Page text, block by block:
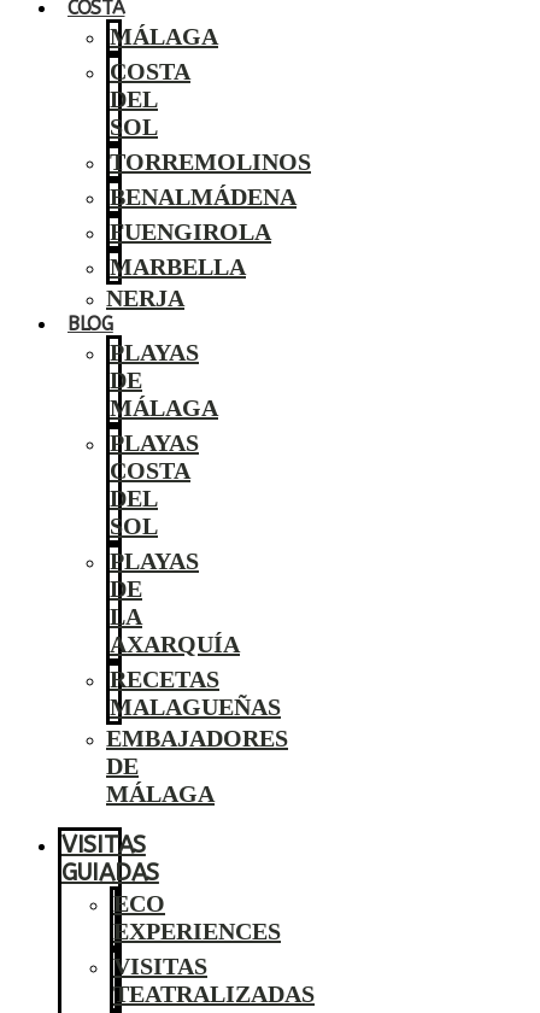
COSTA
MÁLAGA
COSTA
DEL
SOL
TORREMOLINOS
BENALMÁDENA
FUENGIROLA
MARBELLA
NERJA
BLOG
PLAYAS
DE
MÁLAGA
PLAYAS
COSTA
DEL
SOL
PLAYAS
DE
LA
AXARQUÍA
RECETAS
MALAGUEÑAS
EMBAJADORES
DE
MÁLAGA
VISITAS
GUIADAS
ECO
EXPERIENCES
VISITAS
TEATRALIZADAS